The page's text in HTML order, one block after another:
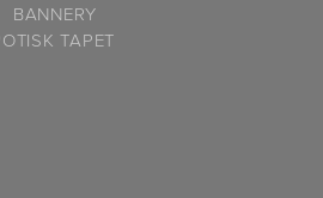
BANNERY
OTISK TAPET